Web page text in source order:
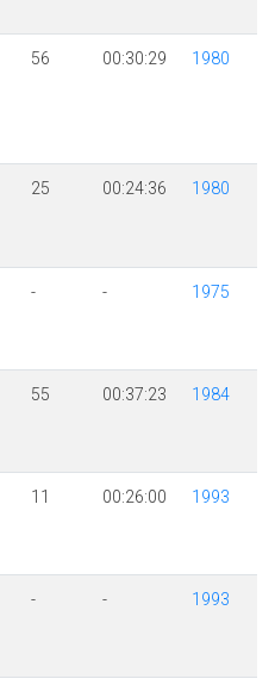
56 00:30:29 1980
25 00:24:36 1980
- - 1975
55 00:37:23 1984
11 00:26:00 1993
- - 1993